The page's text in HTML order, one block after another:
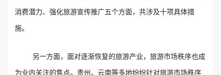
消费潜力、强化旅游宣传推广五个方面，共涉及十项具体措
施。
另一方面，面对逐渐恢复的旅游产业，旅游市场秩序也成
为业内关注的焦点。贵州、云南等多地纷纷针对旅游市场秩序